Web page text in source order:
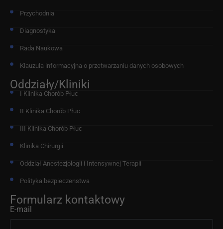
Przychodnia
Diagnostyka
Rada Naukowa
Klauzula informacyjna o przetwarzaniu danych osobowych
Oddziały/Kliniki
I Klinika Chorób Płuc
II Klinika Chorób Płuc
III Klinika Chorób Płuc
Klinika Chirurgii
Oddział Anestezjologii i Intensywnej Terapii
Polityka bezpieczenstwa
Formularz kontaktowy
E-mail